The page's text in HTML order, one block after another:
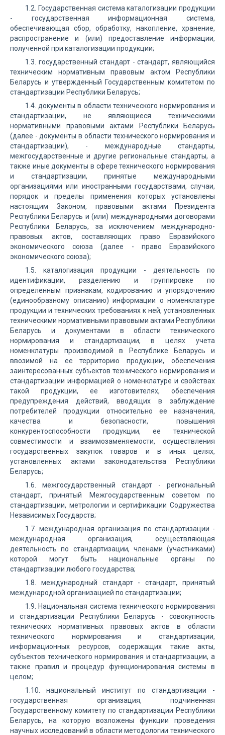
1.2. Государственная система каталогизации продукции
- государственная информационная система,
обеспечивающая сбор, обработку, накопление, хранение,
распространение и (или) предоставление информации,
полученной при каталогизации продукции;
1.3. государственный стандарт - стандарт, являющийся
техническим нормативным правовым актом Республики
Беларусь и утвержденный Государственным комитетом по
стандартизации Республики Беларусь;
1.4. документы в области технического нормирования и
стандартизации, не являющиеся техническими
нормативными правовыми актами Республики Беларусь
(далее - документы в области технического нормирования и
стандартизации), - международные стандарты,
межгосударственные и другие региональные стандарты, а
также иные документы в сфере технического нормирования
и стандартизации, принятые международными
организациями или иностранными государствами, случаи,
порядок и пределы применения которых установлены
настоящим Законом, правовыми актами Президента
Республики Беларусь и (или) международными договорами
Республики Беларусь, за исключением международно-
правовых актов, составляющих право Евразийского
экономического союза (далее - право Евразийского
экономического союза);
1.5. каталогизация продукции - деятельность по
идентификации, разделению и группировке по
определенным признакам, кодированию и упорядочению
(единообразному описанию) информации о номенклатуре
продукции и технических требованиях к ней, установленных
техническими нормативными правовыми актами Республики
Беларусь и документами в области технического
нормирования и стандартизации, в целях учета
номенклатуры производимой в Республике Беларусь и
ввозимой на ее территорию продукции, обеспечения
заинтересованных субъектов технического нормирования и
стандартизации информацией о номенклатуре и свойствах
такой продукции, ее изготовителях, обеспечения
предупреждения действий, вводящих в заблуждение
потребителей продукции относительно ее назначения,
качества и безопасности, повышения
конкурентоспособности продукции, ее технической
совместимости и взаимозаменяемости, осуществления
государственных закупок товаров и в иных целях,
установленных актами законодательства Республики
Беларусь;
1.6. межгосударственный стандарт - региональный
стандарт, принятый Межгосударственным советом по
стандартизации, метрологии и сертификации Содружества
Независимых Государств;
1.7. международная организация по стандартизации -
международная организация, осуществляющая
деятельность по стандартизации, членами (участниками)
которой могут быть национальные органы по
стандартизации любого государства;
1.8. международный стандарт - стандарт, принятый
международной организацией по стандартизации;
1.9. Национальная система технического нормирования
и стандартизации Республики Беларусь - совокупность
технических нормативных правовых актов в области
технического нормирования и стандартизации,
информационных ресурсов, содержащих такие акты,
субъектов технического нормирования и стандартизации, а
также правил и процедур функционирования системы в
целом;
1.10. национальный институт по стандартизации -
государственная организация, подчиненная
Государственному комитету по стандартизации Республики
Беларусь, на которую возложены функции проведения
научных исследований в области методологии технического